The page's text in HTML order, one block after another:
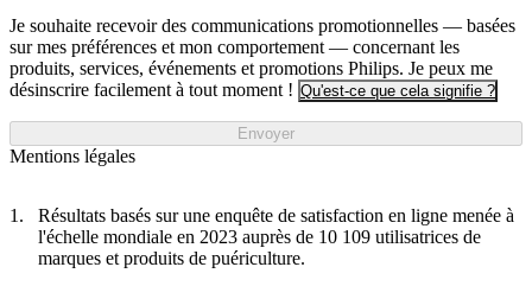
Je souhaite recevoir des communications promotionnelles — basées
sur mes préférences et mon comportement — concernant les
produits, services, événements et promotions Philips. Je peux me
désinscrire facilement à tout moment ! Qu'est-ce que cela signifie ?
Envoyer
Mentions légales
Résultats basés sur une enquête de satisfaction en ligne menée à
l'échelle mondiale en 2023 auprès de 10 109 utilisatrices de
marques et produits de puériculture.